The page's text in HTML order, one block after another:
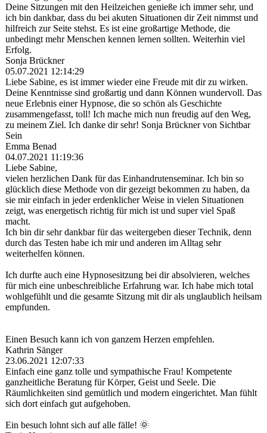
Deine Sitzungen mit den Heilzeichen genieße ich immer sehr, und
ich bin dankbar, dass du bei akuten Situationen dir Zeit nimmst und
hilfreich zur Seite stehst. Es ist eine großartige Methode, die
unbedingt mehr Menschen kennen lernen sollten. Weiterhin viel
Erfolg.
Sonja Brückner
05.07.2021 12:14:29
Liebe Sabine, es ist immer wieder eine Freude mit dir zu wirken.
Deine Kenntnisse sind großartig und dann Können wundervoll. Das
neue Erlebnis einer Hypnose, die so schön als Geschichte
zusammengefasst, toll! Ich mache mich nun freudig auf den Weg,
zu meinem Ziel. Ich danke dir sehr! Sonja Brückner von Sichtbar
Sein
Emma Benad
04.07.2021 11:19:36
Liebe Sabine,
vielen herzlichen Dank für das Einhandrutenseminar. Ich bin so
glücklich diese Methode von dir gezeigt bekommen zu haben, da
sie mir einfach in jeder erdenklicher Weise in vielen Situationen
zeigt, was energetisch richtig für mich ist und super viel Spaß
macht.
Ich bin dir sehr dankbar für das weitergeben dieser Technik, denn
durch das Testen habe ich mir und anderen im Alltag sehr
weiterhelfen können.
Ich durfte auch eine Hypnosesitzung bei dir absolvieren, welches
für mich eine unbeschreibliche Erfahrung war. Ich habe mich total
wohlgefühlt und die gesamte Sitzung mit dir als unglaublich heilsam
empfunden.
Einen Besuch kann ich von ganzem Herzen empfehlen.
Kathrin Sänger
23.06.2021 12:07:33
Einfach eine ganz tolle und sympathische Frau! Kompetente
ganzheitliche Beratung für Körper, Geist und Seele. Die
Räumlichkeiten sind gemütlich und modern eingerichtet. Man fühlt
sich dort einfach gut aufgehoben.
Ein besuch lohnt sich auf alle fälle! 🌞